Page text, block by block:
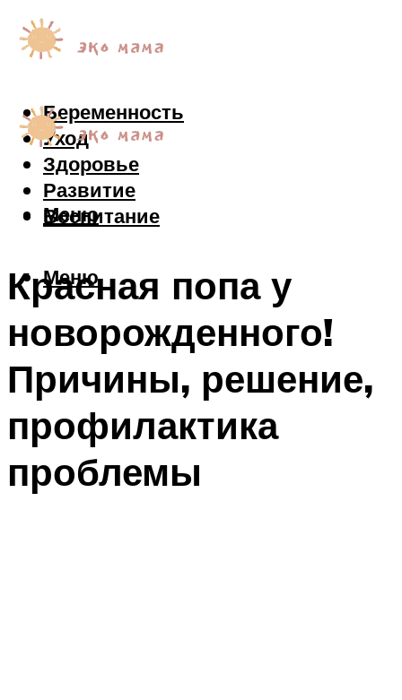
Беременность
Уход
Здоровье
Развитие
Воспитание
Меню
Меню
Красная попа у
новорожденного!
Причины, решение,
профилактика
проблемы